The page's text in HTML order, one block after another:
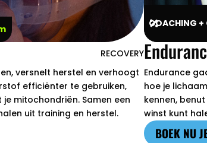
RECOVERY
versnelt herstel en verhoogt
efficiënter te gebruiken,
mitochondriën. Samen een
uit training en herstel.
COACHING +

Endurance
hoe je
kennen,
winst kunt
BOEK NU